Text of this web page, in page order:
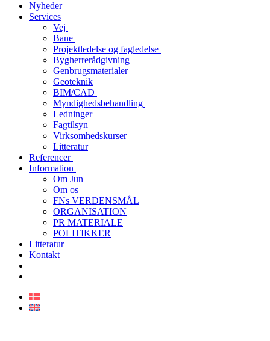
Nyheder
Services
Vej
Bane
Projektledelse og fagledelse
Bygherrerådgivning
Genbrugsmaterialer
Geoteknik
BIM/CAD
Myndighedsbehandling
Ledninger
Fagtilsyn
Virksomhedskurser
Litteratur
Referencer
Information
Om Jun
Om os
FNs VERDENSMÅL
ORGANISATION
PR MATERIALE
POLITIKKER
Litteratur
Kontakt